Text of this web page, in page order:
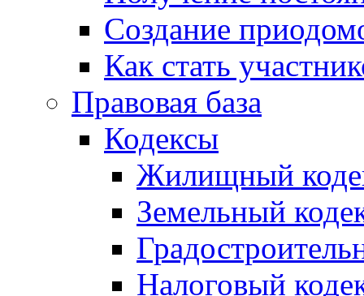
Создание
Как стать
Правовая база
Кодексы
Жилищный
Земельный
Налоговый